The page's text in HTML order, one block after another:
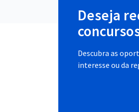
Deseja
Descubra as
interesse ou da